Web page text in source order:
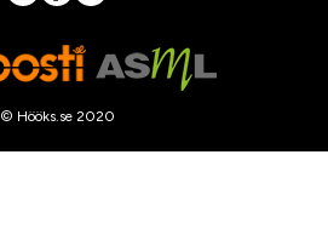
© Hööks.se 2020